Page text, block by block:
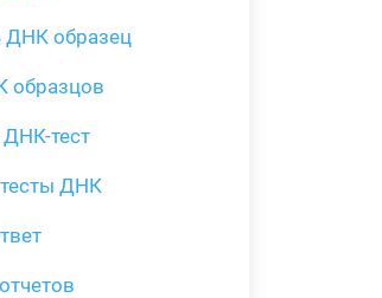
ДНК образец
образцов
тест
ДНК